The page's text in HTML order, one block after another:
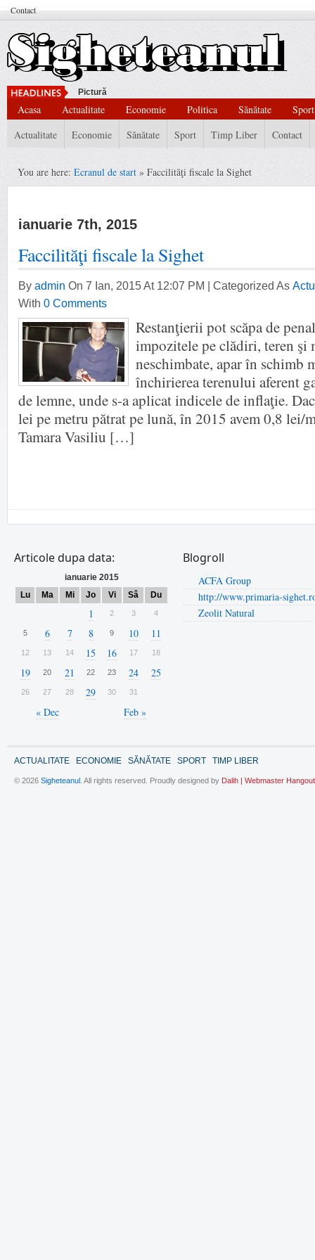
Contact
Pictură Modernă, D
Acasa Actualitate Economie Politica Sănătate
Sport
Actualitate
Economie Sănătate Sport Timp Liber Contact
You are here: Ecranul de start » Faccilităţi fiscale la Sighet
ianuarie 7th, 2015
Faccilităţi fiscale la Sighet
By admin On 7 Ian, 2015 At 12:07 PM | Categorized As
With 0 Comments
Restanţierii pot scăpa de
impozitele pe clădiri, teren şi
neschimbate, apar în schimb
închirierea terenului aferent
de lemne, unde s-a aplicat indicele de inflaţie.
lei pe metru pătrat pe lună, în 2015 avem 0,8 lei/
Tamara Vasiliu […]
Articole dupa data:
ianuarie 2015
Lu
Ma Mi Jo Vi Sâ Du
« Dec Feb »
1 2 3 4
5 6 7 8 9 10 11
12 13 14 15 16 17 18
19 20 21 22 23 24 25
26 27 28 29 30 31
Blogroll
ACFA Group
http://www.primaria-
Zeolit Natural
ACTUALITATE ECONOMIE SĂNĂTATE SPORT TIMP LIBER
© 2026 Sigheteanul . All rights reserved. Proudly designed by Dalih | Webmaster